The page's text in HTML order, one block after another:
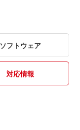
ソフトウェア
対応情報